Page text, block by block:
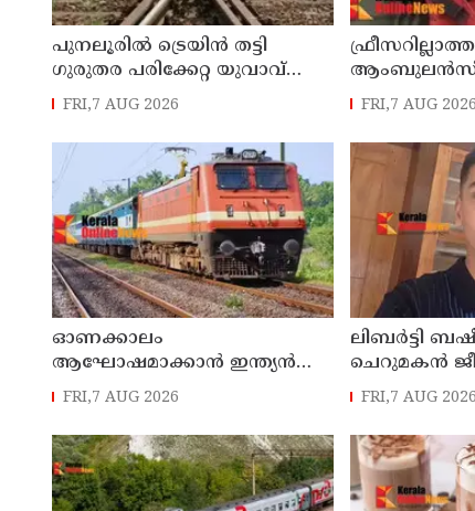
പുനലൂരിൽ ട്രെയിൻ തട്ടി
ഗുരുതര പരിക്കേറ്റ യുവാവ്
മരിച്ചു
FRI,7 AUG 2026
ഫ്രീസറില്ലാത്ത
ആംബുലൻസിൽ
മൃതദേഹം;
എഡിഎം
FRI,7 AUG 2026
ഓണക്കാലം
ആഘോഷമാക്കാൻ ഇന്ത്യൻ
റെയിൽവേ; 112 സ്പെഷ്യൽ
ബുക്കിംഗുകൾ ഉടൻ
ആരംഭിക്കും
FRI,7 AUG 2026
ലിബർട്ടി
ചെറുമകൻ
സംഭവം :
സ്കൂളിലെ
FRI,7 AUG 2026